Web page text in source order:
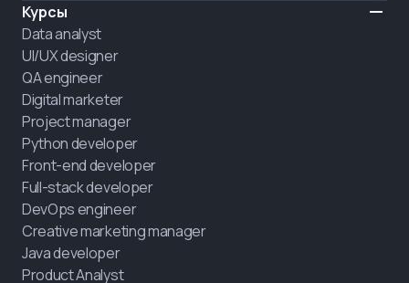
Курсы
Data analyst
UI/UX designer
QA engineer
Digital marketer
Project manager
Python developer
Front-end developer
Full-stack developer
DevOps engineer
Creative marketing manager
Java developer
Product Analyst